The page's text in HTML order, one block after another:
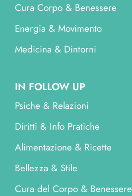
Cura Corpo & Benessere
Energia & Movimento
Medicina & Dintorni
IN FOLLOW UP
Psiche & Relazioni
Diritti & Info Pratiche
Alimentazione & Ricette
Bellezza & Stile
Cura del Corpo & Benessere